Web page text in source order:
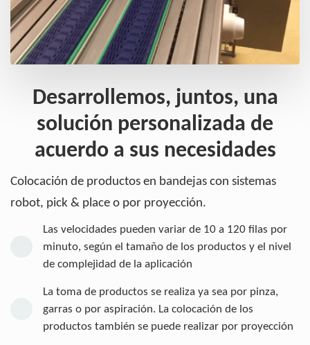
Desarrollemos, juntos, una
solución personalizada de
acuerdo a sus necesidades
Colocación de productos en bandejas con sistemas
robot, pick & place o por proyección.
Las velocidades pueden variar de 10 a 120 filas por
minuto, según el tamaño de los productos y el nivel
de complejidad de la aplicación
La toma de productos se realiza ya sea por pinza,
garras o por aspiración. La colocación de los
productos también se puede realizar por proyección